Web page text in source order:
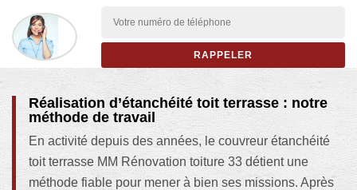
Réalisation d’étanchéité toit terrasse : notre
méthode de travail
En activité depuis des années, le couvreur étanchéité
toit terrasse MM Rénovation toiture 33 détient une
méthode fiable pour mener à bien ses missions. Après